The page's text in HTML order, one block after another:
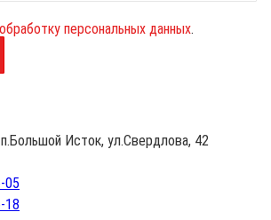
обработку персональных данных.
п.Большой Исток, ул.Свердлова, 42
05
18